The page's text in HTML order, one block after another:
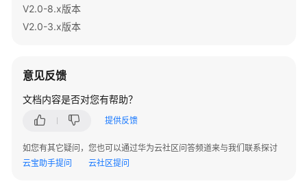
调
优
考
佳
实
V2.0-8.x版本
V2.0-3.x版本
意见反馈
文档内容是否对您有帮助？
提供反馈
如您有其它疑问，您也可以通过华为云社区问答频道来与我们联系探讨
云宝助手提问
云社区提问